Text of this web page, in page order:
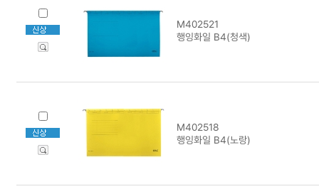
M402521
행잉화일 B4(청색)
M402518
행잉화일 B4(노랑)